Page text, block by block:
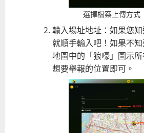
選擇檔案上傳方式
輸入場址地址：如果您
就順手輸入吧！如果不
地圖中的「狼嚎」圖示
想要舉報的位置即可。